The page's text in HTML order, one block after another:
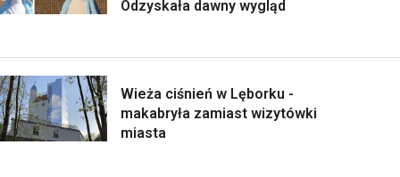
Odzyskała dawny wygląd
Wieża ciśnień w Lęborku -
makabryła zamiast wizytówki
miasta